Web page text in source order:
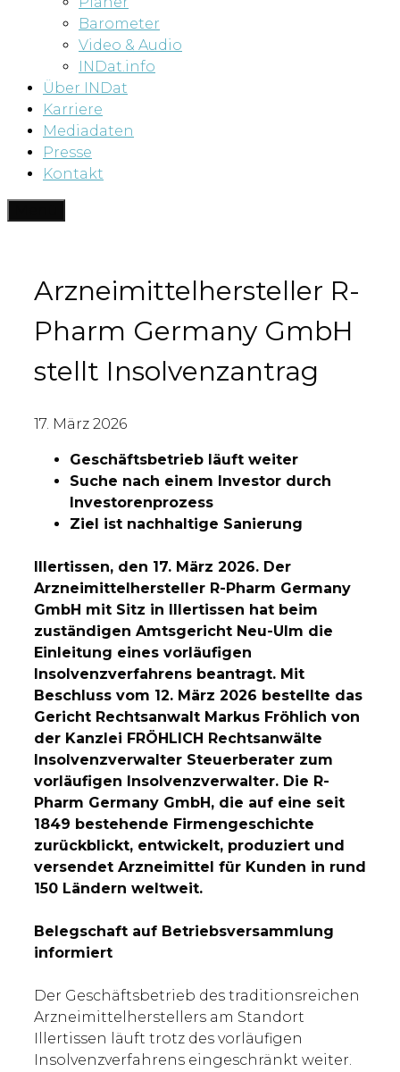
Barometer
Video & Audio
INDat.info
Über INDat
Karriere
Mediadaten
Presse
Kontakt
Arzneimittelhersteller R-
Pharm Germany GmbH
stellt Insolvenzantrag
17. März 2026
Geschäftsbetrieb läuft weiter
Suche nach einem Investor durch
Investorenprozess
Ziel ist nachhaltige Sanierung
Illertissen, den 17. März 2026. Der
Arzneimittelhersteller R-Pharm Germany
GmbH mit Sitz in Illertissen hat beim
zuständigen Amtsgericht Neu-Ulm die
Einleitung eines vorläufigen
Insolvenzverfahrens beantragt. Mit
Beschluss vom 12. März 2026 bestellte das
Gericht Rechtsanwalt Markus Fröhlich von
der Kanzlei FRÖHLICH Rechtsanwälte
Insolvenzverwalter Steuerberater zum
vorläufigen Insolvenzverwalter. Die R-
Pharm Germany GmbH, die auf eine seit
1849 bestehende Firmengeschichte
zurückblickt, entwickelt, produziert und
versendet Arzneimittel für Kunden in rund
150 Ländern weltweit.
Belegschaft auf Betriebsversammlung
informiert
Der Geschäftsbetrieb des traditionsreichen
Arzneimittelherstellers am Standort
Illertissen läuft trotz des vorläufigen
Insolvenzverfahrens eingeschränkt weiter.